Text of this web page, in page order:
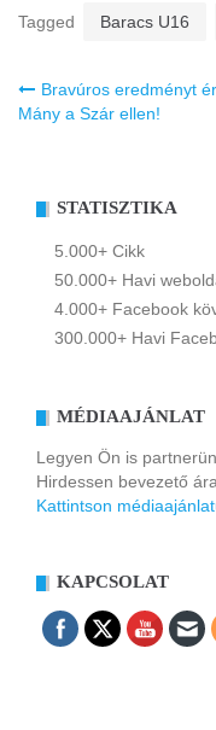
Tagged Baracs U16
Bejegyzés
navigáció
Bravúros eredményt
Mány a Szár ellen!
STATISZTIKA
5.000+ Cikk
50.000+ Havi
4.000+ Facebook
300.000+ Havi
MÉDIAAJÁNLAT
Legyen Ön is
Hirdessen bevezető
Kattintson
KAPCSOLAT